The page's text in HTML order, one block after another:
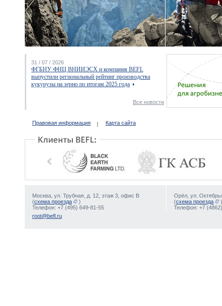
31 / 07 / 2026
ФГБНУ ФНЦ ВНИИЭСХ и компания BEFL
выпустили региональный рейтинг производства
кукурузы на зерно по итогам 2025 года
Все новости
Правовая информация Карта сайта
Москва, ул. Трубная, д. 12, этаж 3, офис В
(схема проезда
)
Телефон: +7 (495) 649-81-55
Орёл, ул.
(схема проезда
)
Телефон: +7
root@befl.ru